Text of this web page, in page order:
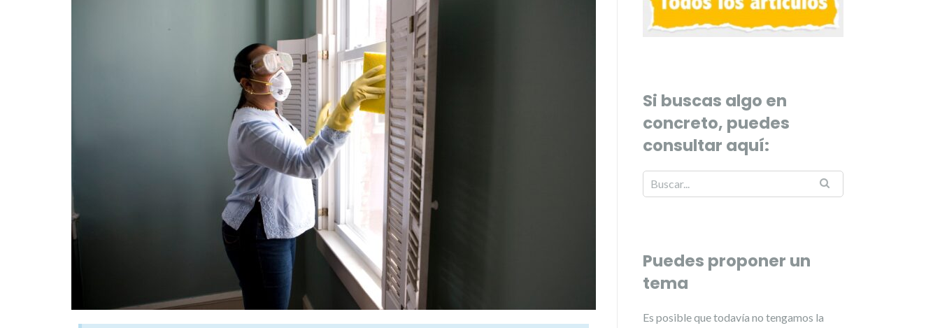
Si buscas algo en
concreto, puedes
consultar aquí:
Puedes proponer un
tema
Es posible que todavía no tengamos la